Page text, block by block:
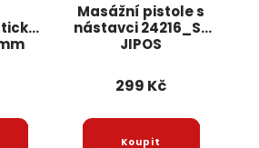
Masážní pistole s
nástavci 24216_SZ
JIPOS
299 Kč